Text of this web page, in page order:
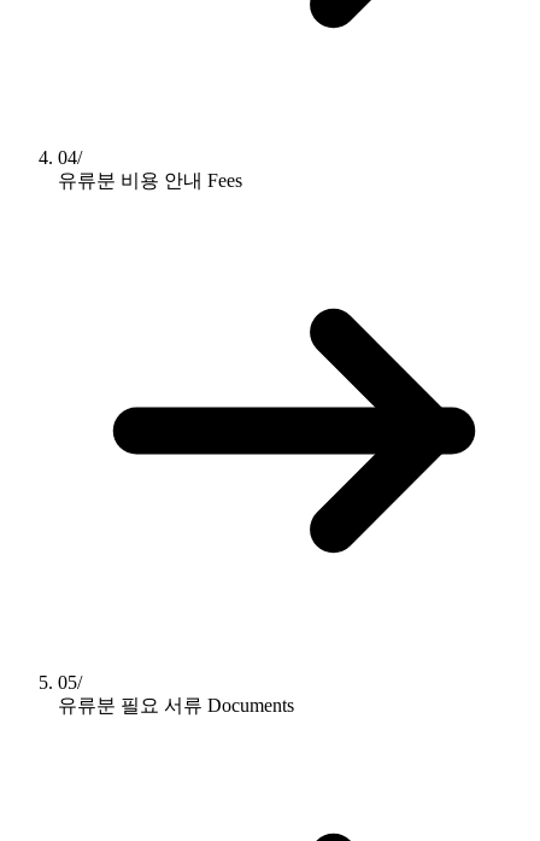
04/
유류분 비용 안내 Fees
05/
유류분 필요 서류 Documents